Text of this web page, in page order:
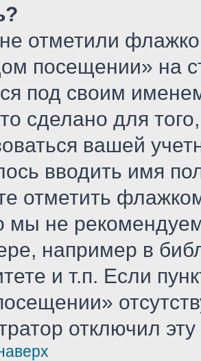
отметили
посещении» на
под своим
сделано для
вашей
вводить имя
отметить
мы не
например в
и т.п. Если
отключил